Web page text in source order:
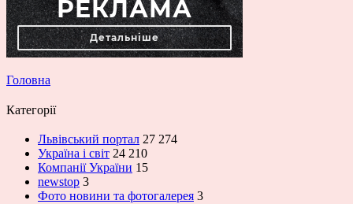
Головна
Категорії
Львівський портал 27 274
Україна і світ 24 210
Компанії України 15
newstop 3
Фото новини та фотогалерея 3